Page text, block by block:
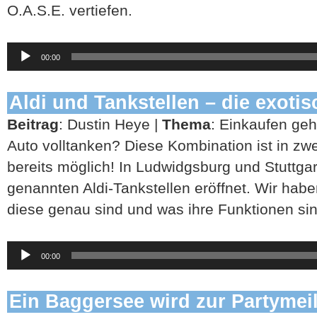
O.A.S.E. vertiefen.
Audio-
Player
00:00
Aldi und Tankstellen – die
Beitrag: Dustin Heye | Thema: Einkaufen
Auto volltanken? Diese Kombination ist in
bereits möglich! In Ludwidgsburg und
genannten Aldi-Tankstellen eröffnet. Wir
diese genau sind und was ihre Funktionen
Audio-
Player
00:00
Ein Baggersee wird zur